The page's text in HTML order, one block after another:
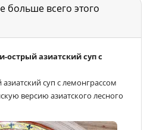
больше всего этого
острый азиатский суп с
суп с лемонграссом
версию азиатского лесного